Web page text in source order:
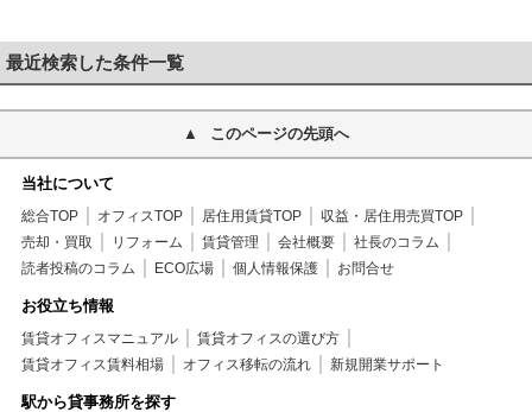
最近検索した条件一覧
このページの先頭へ
当社について
総合TOP オフィスTOP 居住用賃貸TOP
収益・居住用売買TOP
売却・買取
リフォーム 賃貸管理 会社概要
社長のコラム
読者投稿のコラム
ECO広場 個人情報保護 お問合せ
お役立ち情報
賃貸オフィスマニュアル
賃貸オフィスの選び方
賃貸オフィス賃料相場
オフィス移転の流れ 新規開業サポート
駅から貸事務所を探す